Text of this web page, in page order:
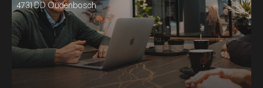
4731 DD Oudenbosch